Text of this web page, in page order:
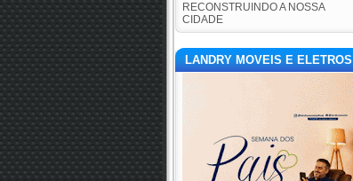
RECONSTRUINDO A NOSSA
CIDADE
LANDRY MOVEIS E ELETROS